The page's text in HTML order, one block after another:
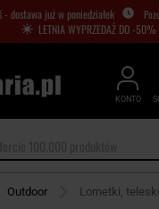
- dostawa już w poniedziałek
LETNIA WYPRZEDAŻ DO -50%
KONTO
Outdoor Lornetki,